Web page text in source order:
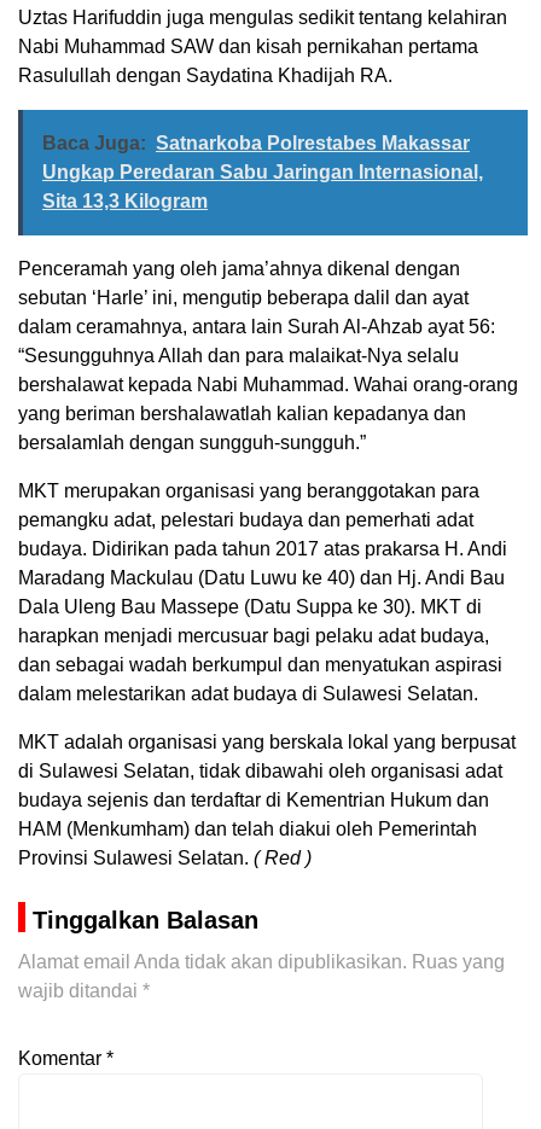
Uztas Harifuddin juga mengulas sedikit tentang kelahiran
Nabi Muhammad SAW dan kisah pernikahan pertama
Rasulullah dengan Saydatina Khadijah RA.
Baca Juga: Satnarkoba Polrestabes Makassar
Ungkap Peredaran Sabu Jaringan Internasional,
Sita 13,3 Kilogram
Penceramah yang oleh jama’ahnya dikenal dengan
sebutan ‘Harle’ ini, mengutip beberapa dalil dan ayat
dalam ceramahnya, antara lain Surah Al-Ahzab ayat 56:
“Sesungguhnya Allah dan para malaikat-Nya selalu
bershalawat kepada Nabi Muhammad. Wahai orang-orang
yang beriman bershalawatlah kalian kepadanya dan
bersalamlah dengan sungguh-sungguh.”
MKT merupakan organisasi yang beranggotakan para
pemangku adat, pelestari budaya dan pemerhati adat
budaya. Didirikan pada tahun 2017 atas prakarsa H. Andi
Maradang Mackulau (Datu Luwu ke 40) dan Hj. Andi Bau
Dala Uleng Bau Massepe (Datu Suppa ke 30). MKT di
harapkan menjadi mercusuar bagi pelaku adat budaya,
dan sebagai wadah berkumpul dan menyatukan aspirasi
dalam melestarikan adat budaya di Sulawesi Selatan.
MKT adalah organisasi yang berskala lokal yang berpusat
di Sulawesi Selatan, tidak dibawahi oleh organisasi adat
budaya sejenis dan terdaftar di Kementrian Hukum dan
HAM (Menkumham) dan telah diakui oleh Pemerintah
Provinsi Sulawesi Selatan. ( Red )
Tinggalkan Balasan
Alamat email Anda tidak akan dipublikasikan. Ruas yang
wajib ditandai *
Komentar *